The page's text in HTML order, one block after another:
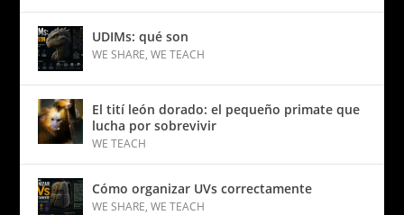
UDIMs: qué son
WE SHARE,WE TEACH
El tití león dorado: el pequeño primate que
lucha por sobrevivir
WE TEACH
Cómo organizar UVs correctamente
WE SHARE,WE TEACH